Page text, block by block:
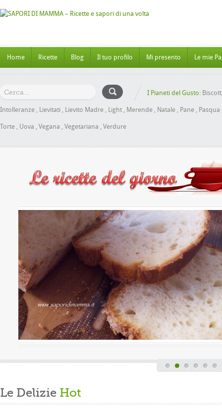
Home Ricette Blog Il tuo profilo Mi presento Le mie
I Pianeti del Gusto:
Intolleranze , Lievitati , Lievito Madre , Light , Merende , Natale , Pane , Pasqua
Torte , Uova , Vegana , Vegetariana , Verdure
al Miele senza
Valutazione media: (0 / 5)
quindi finita la fatica del lavoro settimanale
di casa, mi dedico alla mia grande passione.
un panbrioche salutare per la ...
Le Delizie Hot